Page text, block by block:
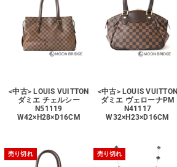
<中古> LOUIS VUITTON
ダミエ チェルシー
N51119
W42×H28×D16CM
<中古> LOUIS VUITTON
ダミエ ヴェローナPM
N41117
W32×H23×D16CM
売り切れ 売り切れ